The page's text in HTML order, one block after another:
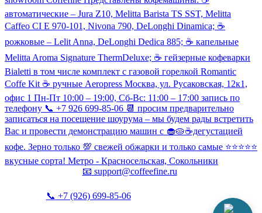
автоматические – Jura Z10, Melitta Barista TS SST, Melitta
Caffeo CI Е 970-101, Nivona 790, DeLonghi Dinamica; ☕️
рожковые – Lelit Anna, DeLonghi Dedica 885; ☕️ капельные
Melitta Aroma Signature ThermDeluxe; ☕️ гейзерные кофеварки
Bialetti в том числе комплект с газовой горелкой Romantic
Coffe Kit ☕️ ручные Aeropress Москва, ул. Русаковская, 12к1,
офис 1 Пн-Пт 10:00 – 19:00, Сб-Вс: 11:00 – 17:00 запись по
телефону 📞 +7 926 699-85-06 📆 просим предварительно
записаться на посещение шоурума – мы будем рады встретить
Вас и провести демонстрацию машин с 🧁🥧☕️дегустацией
кофе. Зерно только 💯 свежей обжарки и только самые ⭐️⭐️⭐️⭐️⭐️
вкусные сорта! Метро - Красносельская, Сокольники
📧 support@coffeefine.ru
📞 +7 (926) 699-85-06